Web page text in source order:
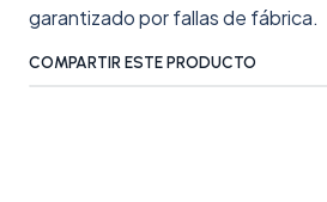
garantizado por fallas de fábrica.
COMPARTIR ESTE PRODUCTO